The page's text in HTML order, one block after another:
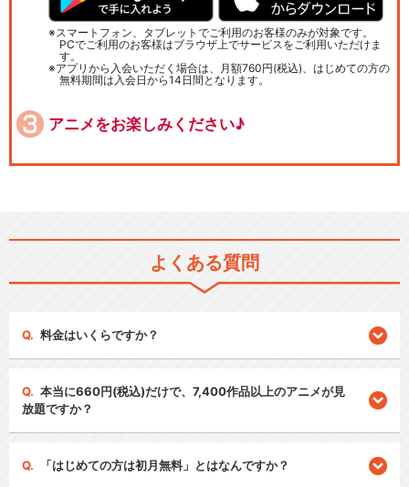
スマートフォン、タブレットでご利用のお客様のみが対象です。
PCでご利用のお客様はブラウザ上でサービスをご利用いただけま
す。
アプリから入会いただく場合は、月額760円(税込)、はじめての方の
無料期間は入会日から14日間となります。
アニメをお楽しみください♪
よくある質問
料金はいくらですか？
本当に660円(税込)だけで、7,400作品以上のアニメが見
放題ですか？
「はじめての方は初月無料」とはなんですか？